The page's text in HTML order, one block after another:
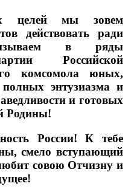
целей мы зовем
действовать ради
в ряды
Российской
комсомола юных,
энтузиазма и
и готовых
Родины!
России! К тебе
смело вступающий
совою Отчизну и